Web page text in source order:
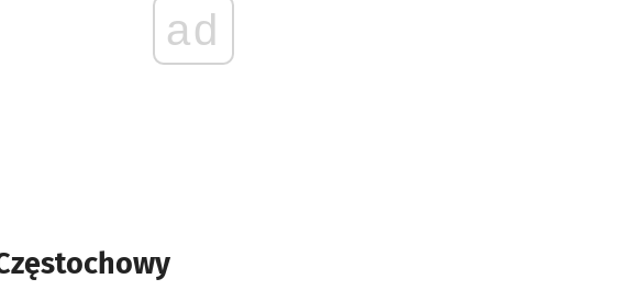
ad